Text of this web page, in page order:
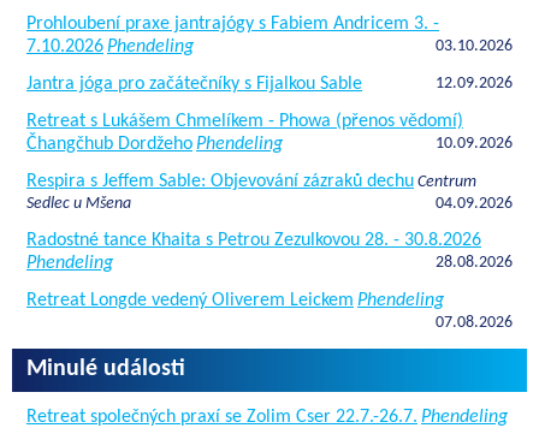
Prohloubení praxe jantrajógy s Fabiem Andricem 3. -
7.10.2026Phendeling 03.10.2026
Jantra jóga pro začátečníky s Fijalkou Sable 12.09.2026
Retreat s Lukášem Chmelíkem - Phowa (přenos vědomí)
Čhangčhub DordžehoPhendeling 10.09.2026
Respira s Jeffem Sable: Objevování zázraků dechu Centrum
Sedlec u Mšena
04.09.2026
Radostné tance Khaita s Petrou Zezulkovou 28. - 30.8.2026
Phendeling
28.08.2026
Retreat Longde vedený Oliverem Leickem Phendeling
07.08.2026
Minulé události
Retreat společných praxí se Zolim Cser 22.7.-26.7. Phendeling